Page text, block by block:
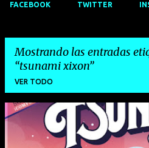
FACEBOOK TWITTER
Mostrando las entradas
tsunami xixon
VER TODO
E